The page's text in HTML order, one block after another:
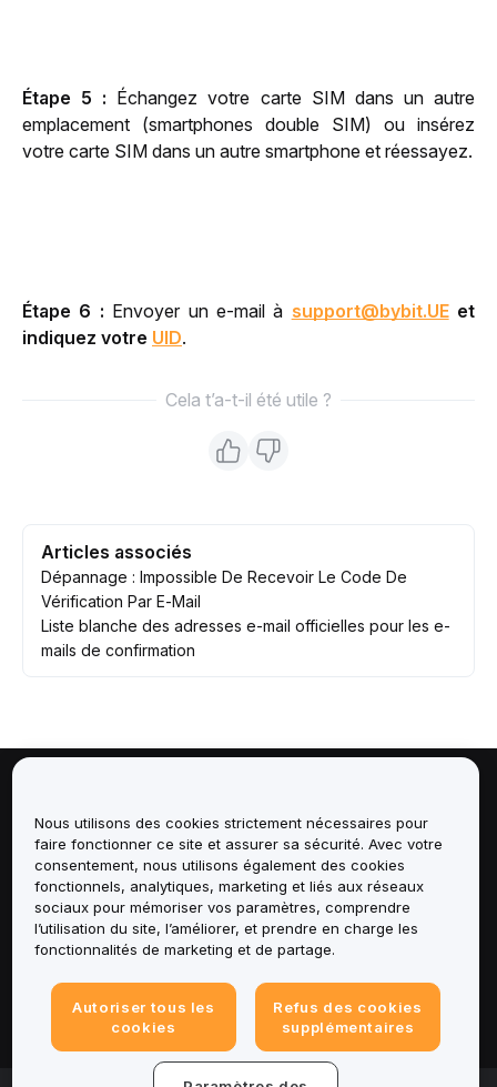
Étape 5 : Échangez votre carte SIM dans un autre
emplacement (smartphones double SIM) ou insérez
votre carte SIM dans un autre smartphone et réessayez.
Étape 6 : Envoyer un e-mail à support@bybit.UE et
indiquez votre UID.
Cela t’a-t-il été utile ?
Articles associés
Dépannage : Impossible De Recevoir Le Code De
Vérification Par E-Mail
Liste blanche des adresses e-mail officielles pour les e-
mails de confirmation
Services
Assistance
Produits
Mentions légales
Nous utilisons des cookies strictement nécessaires pour
faire fonctionner ce site et assurer sa sécurité. Avec votre
consentement, nous utilisons également des cookies
fonctionnels, analytiques, marketing et liés aux réseaux
sociaux pour mémoriser vos paramètres, comprendre
l’utilisation du site, l’améliorer, et prendre en charge les
fonctionnalités de marketing et de partage.
Autoriser tous les
cookies
Refus des cookies
supplémentaires